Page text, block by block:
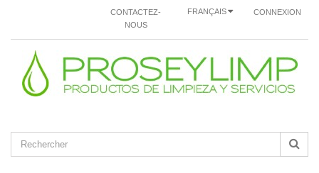
CONNEXION
FRANÇAIS
CONTACTEZ-
NOUS